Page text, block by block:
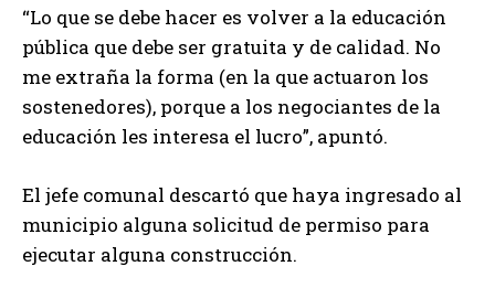
“Lo que se debe hacer es volver a la educación
pública que debe ser gratuita y de calidad. No
me extraña la forma (en la que actuaron los
sostenedores), porque a los negociantes de la
educación les interesa el lucro”, apuntó.
El jefe comunal descartó que haya ingresado al
municipio alguna solicitud de permiso para
ejecutar alguna construcción.